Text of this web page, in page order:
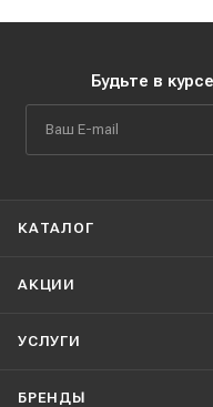
Будьте в
КАТАЛОГ
АКЦИИ
УСЛУГИ
БРЕНДЫ